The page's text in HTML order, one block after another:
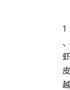
1
、
虾
皮
越